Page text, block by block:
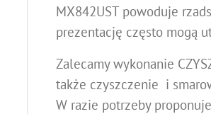
MX842UST powoduje
prezentację często mogą
Zalecamy wykonanie
także czyszczenie i
W razie potrzeby